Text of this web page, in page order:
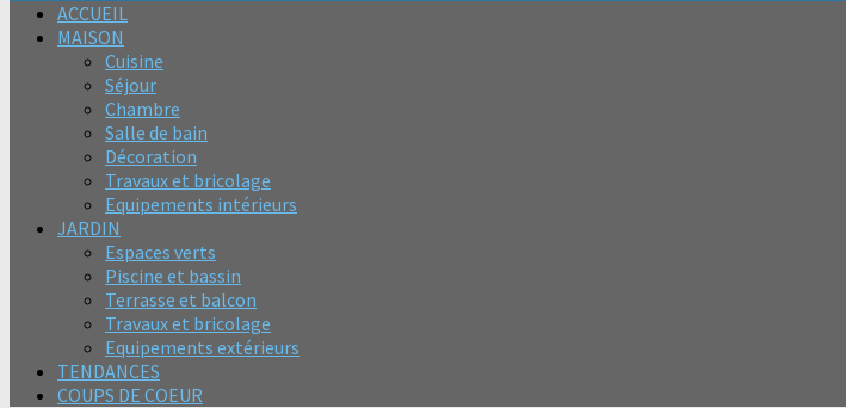
ACCUEIL
MAISON
Cuisine
Séjour
Chambre
Salle de bain
Décoration
Travaux et bricolage
Equipements intérieurs
JARDIN
Espaces verts
Piscine et bassin
Terrasse et balcon
Travaux et bricolage
Equipements extérieurs
TENDANCES
COUPS DE COEUR